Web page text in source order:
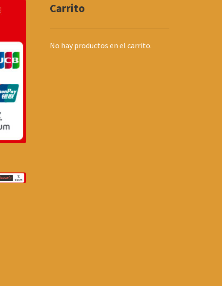
Carrito
No hay productos en el carrito.